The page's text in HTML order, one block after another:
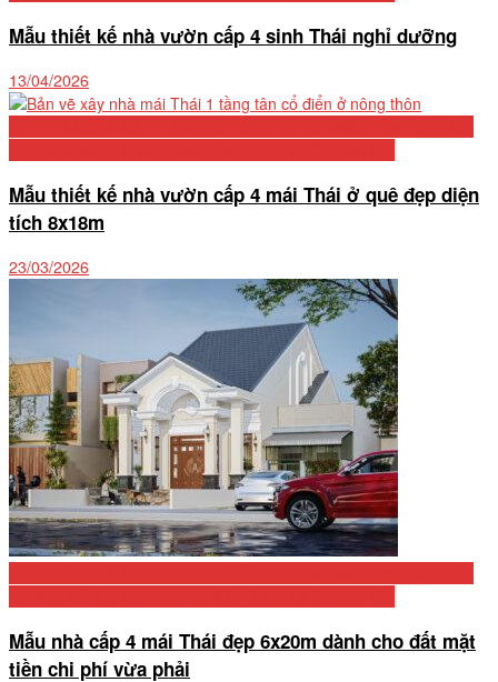
Mẫu thiết kế nhà vườn cấp 4 sinh Thái nghỉ dưỡng
13/04/2026
Mẫu thiết kế nhà vườn cấp 4 mái Thái ở quê đẹp diện
tích 8x18m
23/03/2026
Mẫu nhà cấp 4 mái Thái đẹp 6x20m dành cho đất mặt
tiền chi phí vừa phải